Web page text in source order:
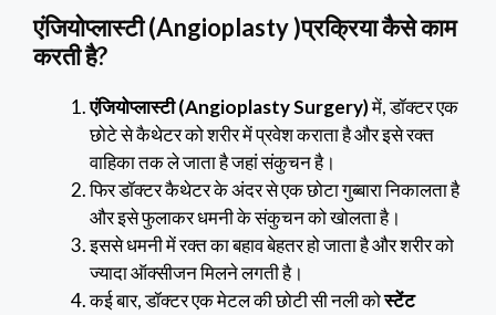
एंजियोप्लास्टी (Angioplasty )प्रक्रिया कैसे काम
करती है?
एंजियोप्लास्टी (Angioplasty Surgery)में, डॉक्टर एक
छोटे से कैथेटर को शरीर में प्रवेश कराता है और इसे रक्त
वाहिका तक ले जाता है जहां संकुचन है।
फिर डॉक्टर कैथेटर के अंदर से एक छोटा गुब्बारा निकालता है
और इसे फुलाकर धमनी के संकुचन को खोलता है।
इससे धमनी में रक्त का बहाव बेहतर हो जाता है और शरीर को
ज्यादा ऑक्सीजन मिलने लगती है।
कई बार, डॉक्टर एक मेटल की छोटी सी नली कोस्टेंट